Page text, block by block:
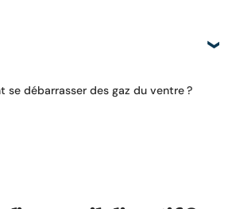
se débarrasser des gaz du ventre ?